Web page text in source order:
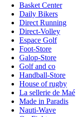
Basket Center
Daily Bikers
Direct Running
Direct-Volley
Espace Golf
Foot-Store
Galop-Store
Golf and co
Handball-Store
House of rugby
La sellerie de Maé
Made in Paradis
Nauti-Wave